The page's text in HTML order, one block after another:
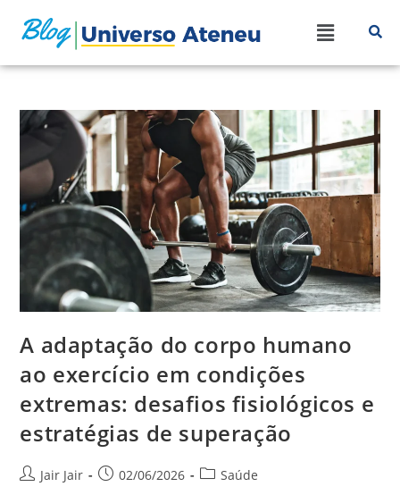
A adaptação do corpo humano
ao exercício em condições
extremas: desafios fisiológicos e
estratégias de superação
Jair Jair 02/06/2026 Saúde